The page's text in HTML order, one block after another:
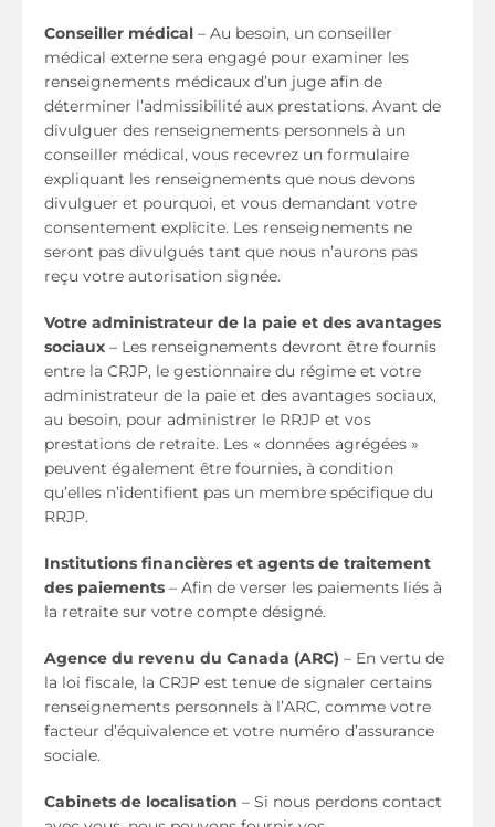
Conseiller médical – Au besoin, un conseiller
médical externe sera engagé pour examiner les
renseignements médicaux d’un juge afin de
déterminer l’admissibilité aux prestations. Avant de
divulguer des renseignements personnels à un
conseiller médical, vous recevrez un formulaire
expliquant les renseignements que nous devons
divulguer et pourquoi, et vous demandant votre
consentement explicite. Les renseignements ne
seront pas divulgués tant que nous n’aurons pas
reçu votre autorisation signée.
Votre administrateur de la paie et des avantages
sociaux – Les renseignements devront être fournis
entre la CRJP, le gestionnaire du régime et votre
administrateur de la paie et des avantages sociaux,
au besoin, pour administrer le RRJP et vos
prestations de retraite. Les « données agrégées »
peuvent également être fournies, à condition
qu’elles n’identifient pas un membre spécifique du
RRJP.
Institutions financières et agents de traitement
des paiements – Afin de verser les paiements liés à
la retraite sur votre compte désigné.
Agence du revenu du Canada (ARC) – En vertu de
la loi fiscale, la CRJP est tenue de signaler certains
renseignements personnels à l’ARC, comme votre
facteur d’équivalence et votre numéro d’assurance
sociale.
Cabinets de localisation – Si nous perdons contact